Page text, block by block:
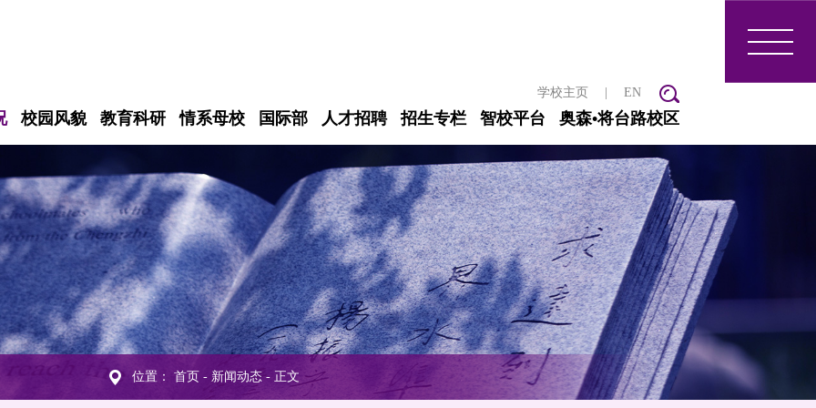
学校主页 EN
校园风貌 教育科研 情系母校 国际部 人才招聘 招生专栏 智校平台 奥森•将台路校区
位置： 首页 - 新闻动态- 正文